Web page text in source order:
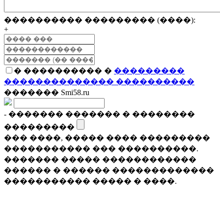
���������� ��������� (����):
+
� ���������� � ���������
�������������� ����������
������� Smi58.ru
- ������� ������� � ��������
���������
��� ����, ����� ���� ���������
����������� ��� ����������.
������� ����� ������������
������ � ������ �������������
����������� ����� � ����.